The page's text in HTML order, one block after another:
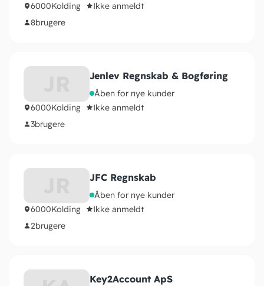
6000Kolding
Ikke anmeldt
8brugere
Jenlev Regnskab & Bogføring
Åben for nye kunder
6000Kolding
Ikke anmeldt
3brugere
JFC Regnskab
Åben for nye kunder
6000Kolding
Ikke anmeldt
2brugere
Key2Account ApS